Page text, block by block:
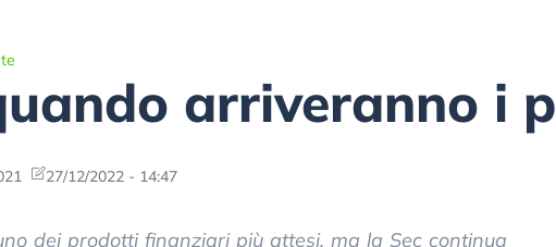
arriveranno i
27/12/2022 - 14:47
dei prodotti finanziari più attesi, ma la Sec continua